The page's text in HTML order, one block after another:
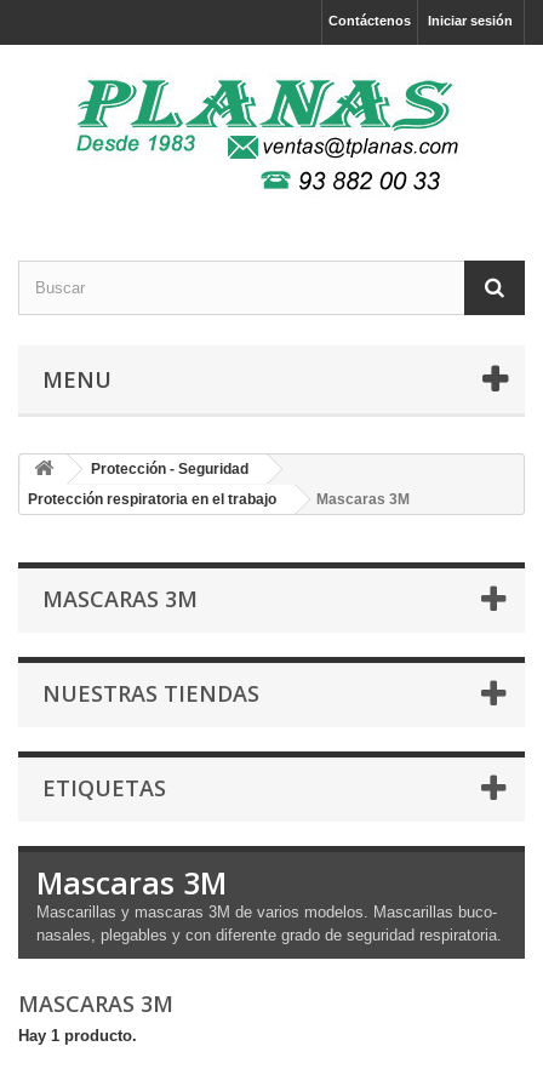
Iniciar sesión
Contáctenos
MENU
Protección - Seguridad
Protección respiratoria en el trabajo
Mascaras 3M
MASCARAS 3M
NUESTRAS TIENDAS
ETIQUETAS
Mascaras 3M
Mascarillas y mascaras 3M de varios modelos. Mascarillas buco-
nasales, plegables y con diferente grado de seguridad respiratoria.
MASCARAS 3M
Hay 1 producto.